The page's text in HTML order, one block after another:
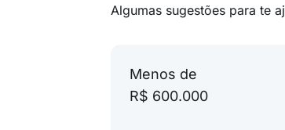
Algumas sugestões para te
Menos de
R$ 600.000